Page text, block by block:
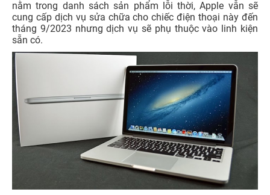
nằm trong danh sách sản phẩm lỗi thời, Apple vẫn sẽ
cung cấp dịch vụ sửa chữa cho chiếc điện thoại này đến
tháng 9/2023 nhưng dịch vụ sẽ phụ thuộc vào linh kiện
sẵn có.